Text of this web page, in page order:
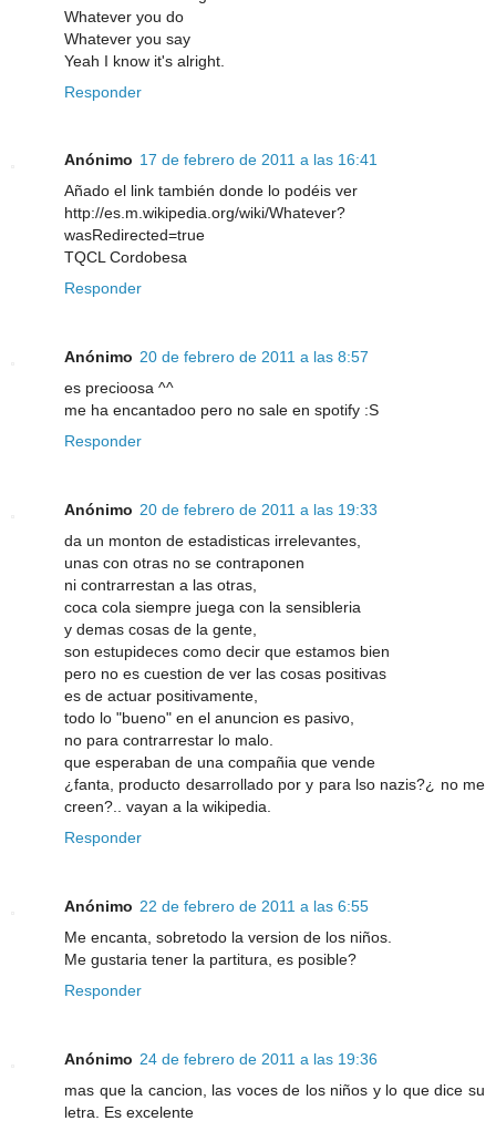
Whatever you do
Whatever you say
Yeah I know it's alright.
Responder
Anónimo 17 de febrero de 2011 a las 16:41
Añado el link también donde lo podéis ver
http://es.m.wikipedia.org/wiki/Whatever?
wasRedirected=true
TQCL Cordobesa
Responder
Anónimo 20 de febrero de 2011 a las 8:57
es precioosa ^^
me ha encantadoo pero no sale en spotify :S
Responder
Anónimo 20 de febrero de 2011 a las 19:33
da un monton de estadisticas irrelevantes,
unas con otras no se contraponen
ni contrarrestan a las otras,
coca cola siempre juega con la sensibleria
y demas cosas de la gente,
son estupideces como decir que estamos bien
pero no es cuestion de ver las cosas positivas
es de actuar positivamente,
todo lo "bueno" en el anuncion es pasivo,
no para contrarrestar lo malo.
que esperaban de una compañia que vende
¿fanta, producto desarrollado por y para lso nazis?¿ no me
creen?.. vayan a la wikipedia.
Responder
Anónimo 22 de febrero de 2011 a las 6:55
Me encanta, sobretodo la version de los niños.
Me gustaria tener la partitura, es posible?
Responder
Anónimo 24 de febrero de 2011 a las 19:36
mas que la cancion, las voces de los niños y lo que dice su
letra. Es excelente